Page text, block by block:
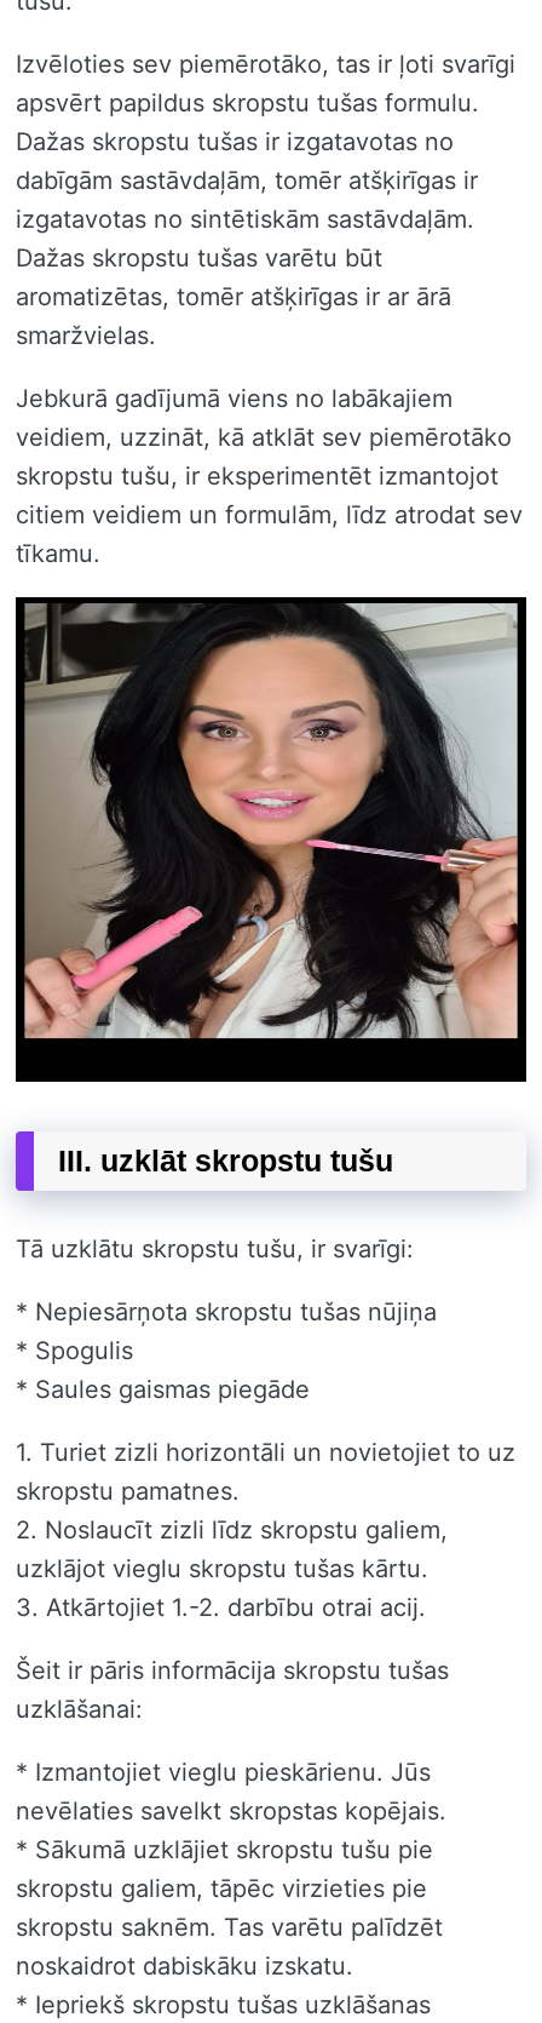
Izvēloties sev piemērotāko, tas ir ļoti svarīgi
apsvērt papildus skropstu tušas formulu.
Dažas skropstu tušas ir izgatavotas no
dabīgām sastāvdaļām, tomēr atšķirīgas ir
izgatavotas no sintētiskām sastāvdaļām.
Dažas skropstu tušas varētu būt
aromatizētas, tomēr atšķirīgas ir ar ārā
smaržvielas.
Jebkurā gadījumā viens no labākajiem
veidiem, uzzināt, kā atklāt sev piemērotāko
skropstu tušu, ir eksperimentēt izmantojot
citiem veidiem un formulām, līdz atrodat sev
tīkamu.
III. uzklāt skropstu tušu
Tā uzklātu skropstu tušu, ir svarīgi:
* Nepiesārņota skropstu tušas nūjiņa
* Spogulis
* Saules gaismas piegāde
1. Turiet zizli horizontāli un novietojiet to uz
skropstu pamatnes.
2. Noslaucīt zizli līdz skropstu galiem,
uzklājot vieglu skropstu tušas kārtu.
3. Atkārtojiet 1.-2. darbību otrai acij.
Šeit ir pāris informācija skropstu tušas
uzklāšanai:
* Izmantojiet vieglu pieskārienu. Jūs
nevēlaties savelkt skropstas kopējais.
* Sākumā uzklājiet skropstu tušu pie
skropstu galiem, tāpēc virzieties pie
skropstu saknēm. Tas varētu palīdzēt
noskaidrot dabiskāku izskatu.
* Iepriekš skropstu tušas uzklāšanas